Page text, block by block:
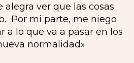
alegra ver que las cosas
Por mi parte, me niego
a lo que va a pasar en los
normalidad»